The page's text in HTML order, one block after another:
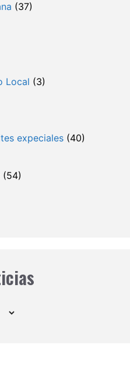
(37)
Local (3)
expeciales (40)
(54)